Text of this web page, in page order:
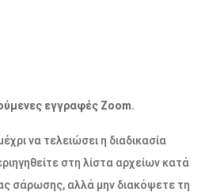
εγγραφές Zoom.
να τελειώσει η διαδικασία
στη λίστα αρχείων κατά
σάρωσης, αλλά μην διακόψετε τη